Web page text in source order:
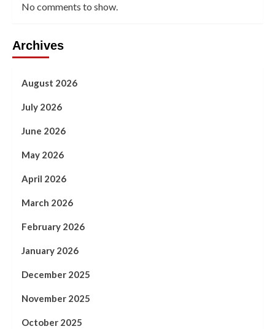
No comments to show.
Archives
August 2026
July 2026
June 2026
May 2026
April 2026
March 2026
February 2026
January 2026
December 2025
November 2025
October 2025